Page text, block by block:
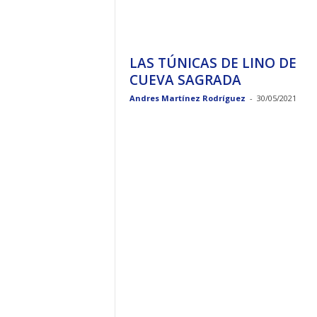
LAS TÚNICAS DE LINO DE
CUEVA SAGRADA
Andres Martínez Rodríguez - 30/05/2021